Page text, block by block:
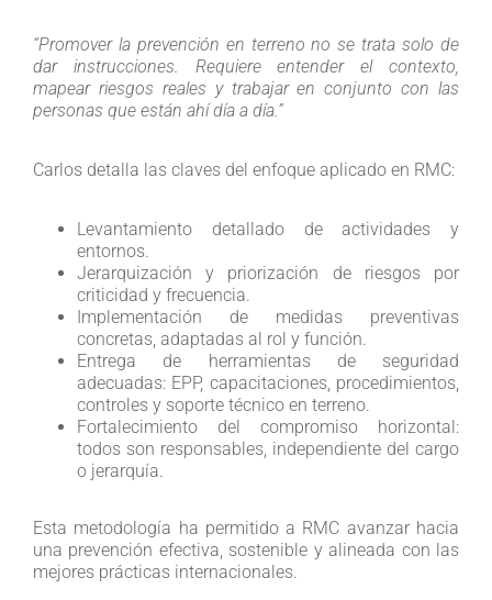
“Promover la prevención en terreno no se trata solo de
dar instrucciones. Requiere entender el contexto,
mapear riesgos reales y trabajar en conjunto con las
personas que están ahí día a día.”
Carlos detalla las claves del enfoque aplicado en RMC:
Levantamiento detallado de actividades y
entornos.
Jerarquización y priorización de riesgos por
criticidad y frecuencia.
Implementación de medidas preventivas
concretas, adaptadas al rol y función.
Entrega de herramientas de seguridad
adecuadas: EPP, capacitaciones, procedimientos,
controles y soporte técnico en terreno.
Fortalecimiento del compromiso horizontal:
todos son responsables, independiente del cargo
o jerarquía.
Esta metodología ha permitido a RMC avanzar hacia
una prevención efectiva, sostenible y alineada con las
mejores prácticas internacionales.